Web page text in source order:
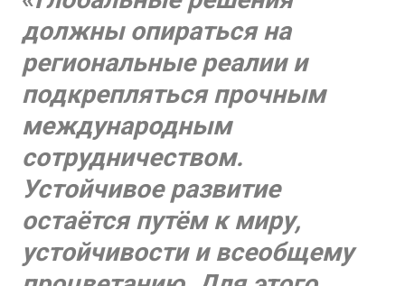
должны опираться на
региональные реалии и
подкрепляться прочным
международным
сотрудничеством.
Устойчивое развитие
остаётся путём к миру,
устойчивости и всеобщему